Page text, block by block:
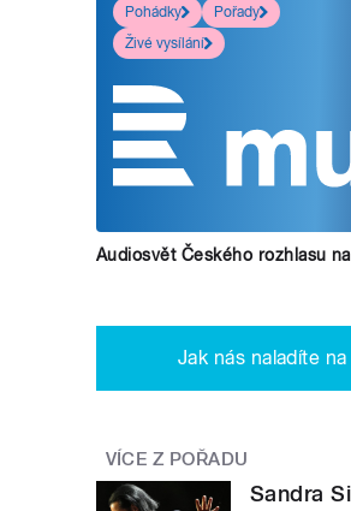
Pohádky
Pořady
Živé vysílání
Audiosvět Českého rozhlasu
Jak nás naladíte
VÍCE Z POŘADU
Sandra